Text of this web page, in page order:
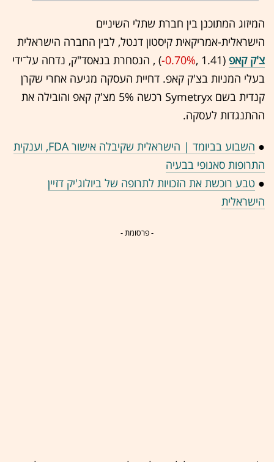
המיזוג המתוכנן בין חברת שתלי השיניים
הישראלית-אמריקאית קיסטון דנטל, לבין החברה הישראלית
צ'ק קאפ (1.41 ,‎
-0.70%‏) , הנסחרת בנאסד"ק, נדחה על־ידי
בעלי המניות בצ'ק קאפ. דחיית העסקה מגיעה אחרי שקרן
קנדית בשם Symetryx רכשה 5% מצ'ק קאפ והובילה את
ההתנגדות לעסקה.
●
השבוע בביומד | הישראלית שקיבלה אישור FDA, וענקית
התרופות סאנופי בבעיה
● טבע רוכשת את הזכויות לתרופה של ביולוג'יק דזיין
הישראלית
- פרסומת -